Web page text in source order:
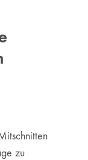
zu